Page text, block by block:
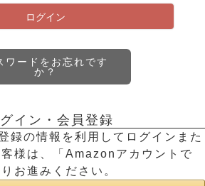
ログイン
ワードをお忘れです
か？
イン・会員登録
の情報を利用してログインまた
様は、「Amazonアカウントで
お進みください。